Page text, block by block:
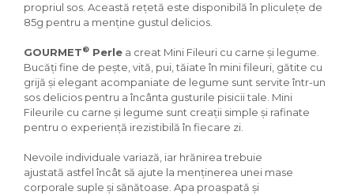
Hrana pesti iazuri
Teste apa iaz
Filtre iaz
Pompe iaz
Incalzitor Iaz
Accesorii iaz
Cai
Casti echitatie
Accesorii cai
propriul sos. Această reţetă este disponibilă în pliculeţe de
85g pentru a menţine gustul delicios.
GOURMET® Perle a creat Mini Fileuri cu carne și legume.
Bucăți fine de pește, vită, pui, tăiate în mini fileuri, gătite cu
grijă și elegant acompaniate de legume sunt servite într-un
sos delicios pentru a încânta gusturile pisicii tale. Mini
Fileurile cu carne și legume sunt creații simple și rafinate
pentru o experiență irezistibilă în fiecare zi.
Nevoile individuale variază, iar hrănirea trebuie
ajustată astfel încât să ajute la menținerea unei mase
corporale suple și sănătoase. Apa proaspată și